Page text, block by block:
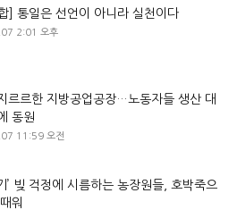
] 통일은 선언이 아니라 실천이다
2:01 오후
르르한 지방공업공장…노동자들 생산 대
동원
11:59 오전
’ 빚 걱정에 시름하는 농장원들, 호박죽으
워